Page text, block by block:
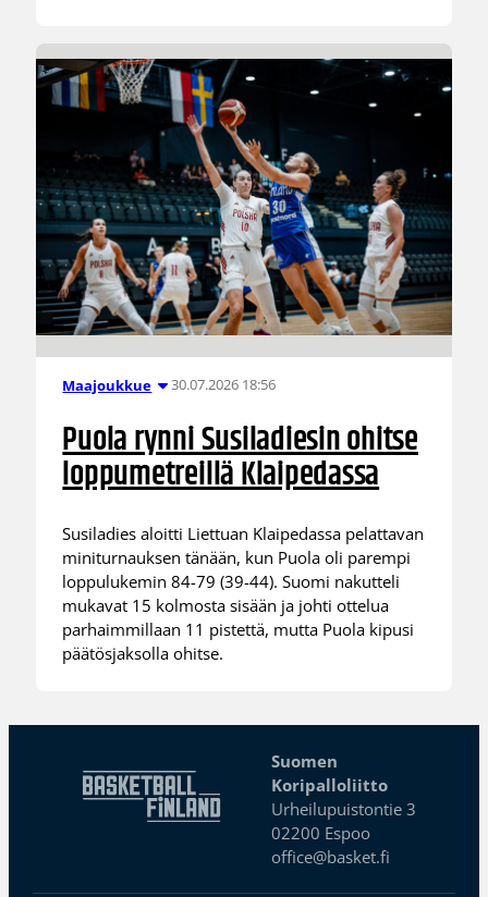
Maajoukkue 30.07.2026 18:56
Puola rynni Susiladiesin ohitse
loppumetreillä Klaipedassa
Susiladies aloitti Liettuan Klaipedassa pelattavan
miniturnauksen tänään, kun Puola oli parempi
loppulukemin 84-79 (39-44). Suomi nakutteli
mukavat 15 kolmosta sisään ja johti ottelua
parhaimmillaan 11 pistettä, mutta Puola kipusi
päätösjaksolla ohitse.
Suomen
Koripalloliitto
Urheilupuistontie 3
02200 Espoo
office@basket.fi